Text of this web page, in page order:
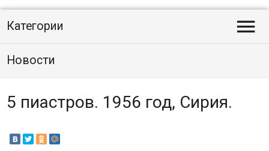
Категории 
Новости
5 пиастров. 1956 год, Сирия.